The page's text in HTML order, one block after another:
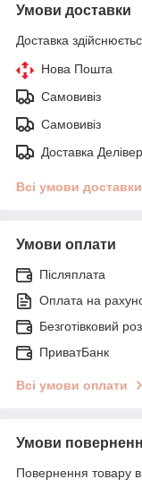
Умови доставки
Доставка
Нова Пошта
Самовивіз
Самовивіз
Доставка
Всі умови доставки
Умови оплати
Післяплата
Оплата на
Безготівковий
ПриватБанк
Всі умови оплати
Умови
Повернення товару